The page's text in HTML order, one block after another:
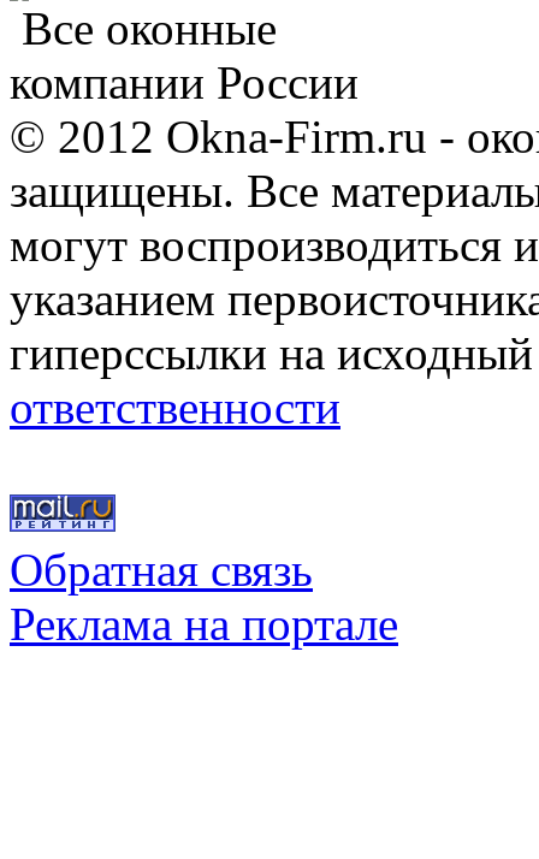
Все оконные
компании России
© 2012 Okna-Firm.ru -
защищены. Все
могут воспроизводиться
указанием
гиперссылки на
ответственности
Обратная связь
Реклама на портале